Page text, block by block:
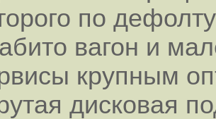
по
вагон и
крупным
дисковая